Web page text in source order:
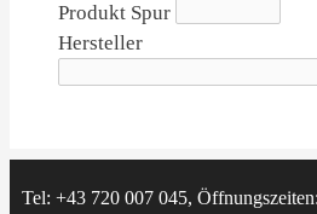
Produkt Spur
Hersteller
Tel: +43 720 007 045,